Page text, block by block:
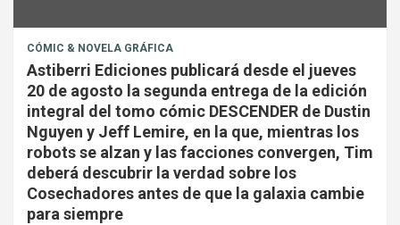
CÓMIC & NOVELA GRÁFICA
Astiberri Ediciones publicará desde el jueves
20 de agosto la segunda entrega de la edición
integral del tomo cómic DESCENDER de Dustin
Nguyen y Jeff Lemire, en la que, mientras los
robots se alzan y las facciones convergen, Tim
deberá descubrir la verdad sobre los
Cosechadores antes de que la galaxia cambie
para siempre